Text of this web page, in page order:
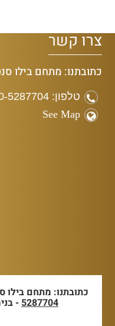
צרו קשר
כתובתנו: מתחם בילו
טלפון: 050-5287704
See Map
כתובתנו: מתחם בילו
5287704
-